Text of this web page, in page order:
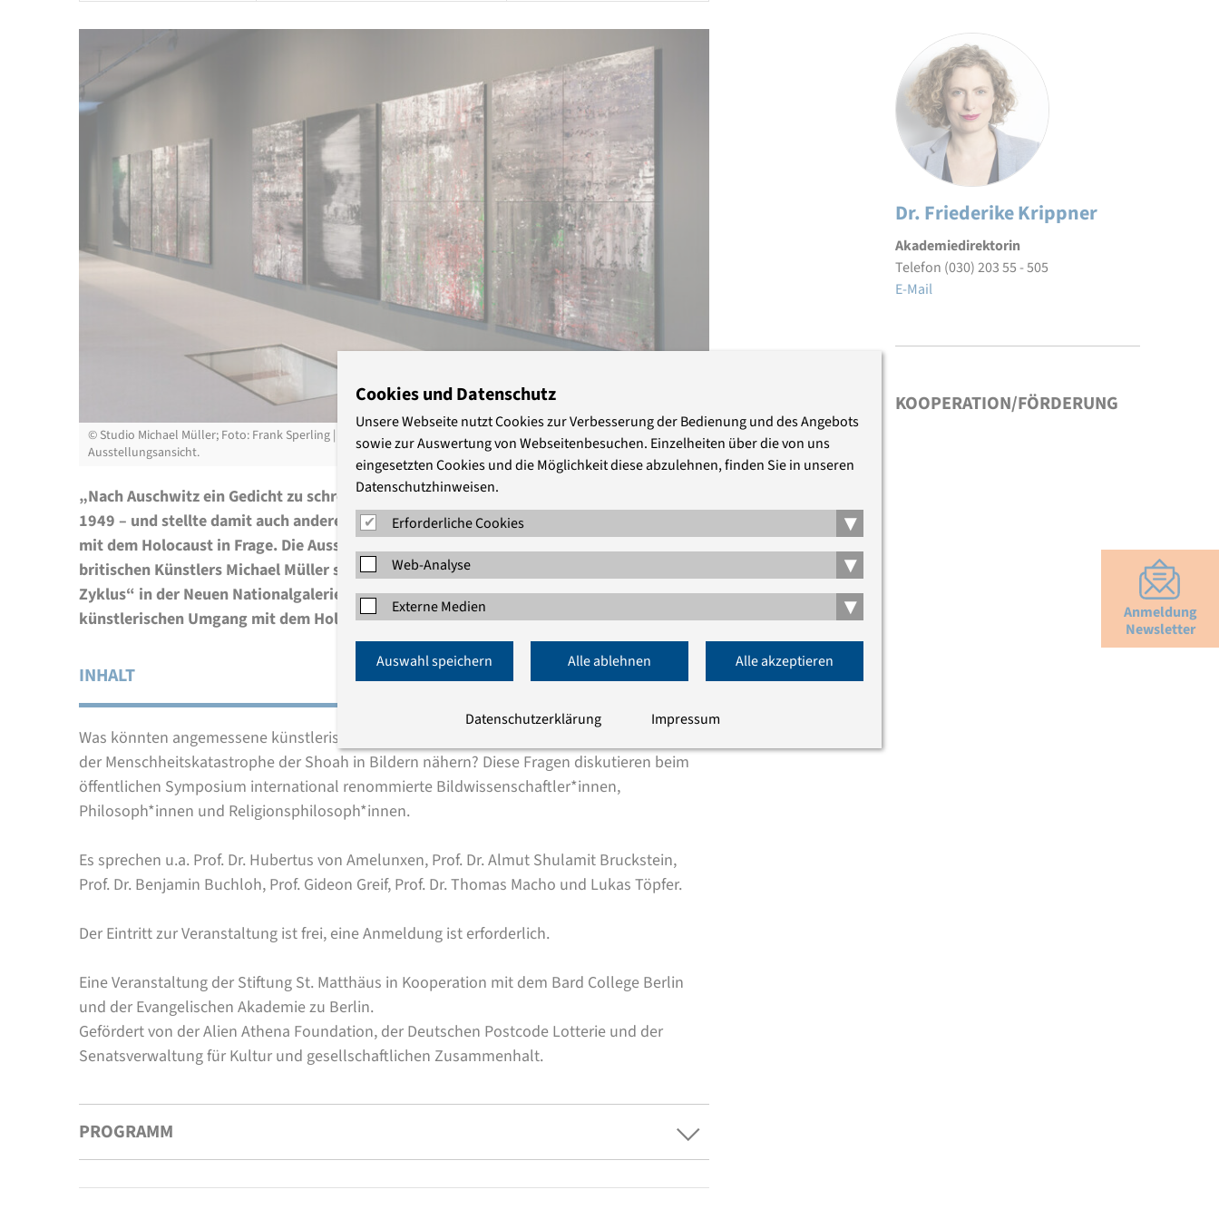
© Studio Michael Müller; Foto: Frank Sperling | Michael Müller, Am Abgrund der Bilder, St. Matthäus-Kirche 2023,
Ausstellungsansicht.
„Nach Auschwitz ein Gedicht zu schreiben, ist barbarisch“, notierte Theodor W. Adorno
1949 – und stellte damit auch andere Formen der künstlerischen Auseinandersetzung
mit dem Holocaust in Frage. Die Ausstellung „Am Abgrund der Bilder“ des deutsch-
britischen Künstlers Michael Müller setzt sich kritisch mit Gerhard Richters „Birkenau-
Zyklus“ in der Neuen Nationalgalerie auseinander und stellt die Frage nach dem
künstlerischen Umgang mit dem Holocaust neu.
INHALT
Was könnten angemessene künstlerische Formen der Erinnerung sein? Wie können wir uns
der Menschheitskatastrophe der Shoah in Bildern nähern? Diese Fragen diskutieren beim
öffentlichen Symposium international renommierte Bildwissenschaftler*innen,
Philosoph*innen und Religionsphilosoph*innen.
Es sprechen u.a. Prof. Dr. Hubertus von Amelunxen, Prof. Dr. Almut Shulamit Bruckstein,
Prof. Dr. Benjamin Buchloh, Prof. Gideon Greif, Prof. Dr. Thomas Macho und Lukas Töpfer.
Der Eintritt zur Veranstaltung ist frei, eine Anmeldung ist erforderlich.
Eine Veranstaltung der Stiftung St. Matthäus in Kooperation mit dem Bard College Berlin
und der Evangelischen Akademie zu Berlin.
Gefördert von der Alien Athena Foundation, der Deutschen Postcode Lotterie und der
Senatsverwaltung für Kultur und gesellschaftlichen Zusammenhalt.
PROGRAMM
Dr. Friederike Krippner
Akademiedirektorin
Telefon (030) 203 55 - 505
E-Mail
KOOPERATION/FÖRDERUNG
Anmeldung
Newsletter
Cookies und Datenschutz
Unsere Webseite nutzt Cookies zur Verbesserung der Bedienung und des Angebots
sowie zur Auswertung von Webseitenbesuchen. Einzelheiten über die von uns
eingesetzten Cookies und die Möglichkeit diese abzulehnen, finden Sie in unseren
Datenschutzhinweisen.
Erforderliche Cookies
▾
Web-Analyse ▾
Externe Medien ▾
Auswahl speichern Alle ablehnen Alle akzeptieren
Datenschutzerklärung Impressum